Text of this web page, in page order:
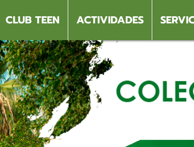
CLUB TEEN ACTIVIDADES